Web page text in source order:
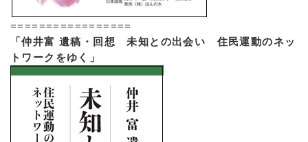
=================
「仲井富 遺稿・回想 未知との出会い 住民運動のネッ
トワークをゆく」